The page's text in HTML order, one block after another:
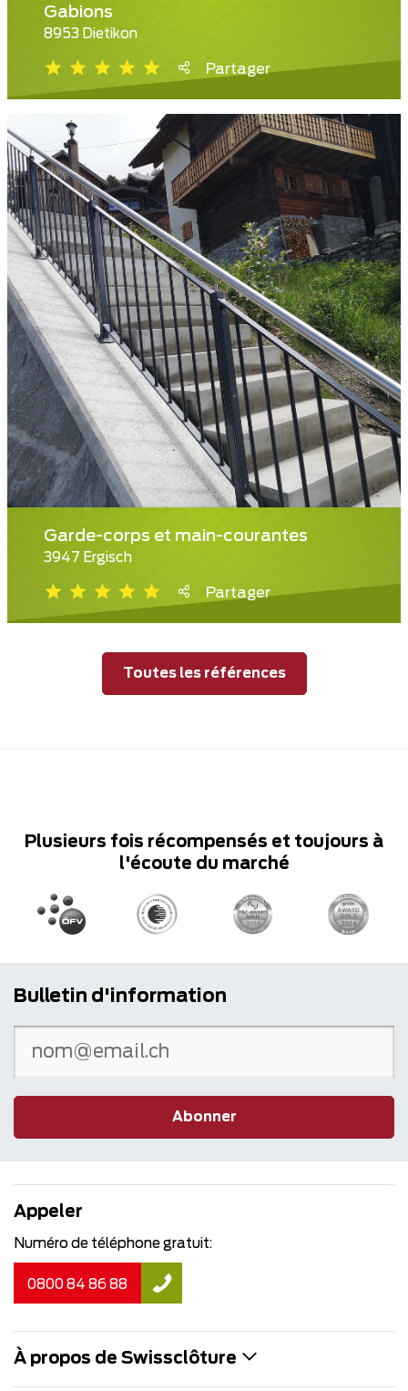
Gabions
8953 Dietikon
Partager
Garde-corps et main-courantes
3947 Ergisch
Partager
Toutes les références
Plusieurs fois récompensés et toujours à
l'écoute du marché
Bulletin d'information
Abonner
Appeler
Numéro de téléphone gratuit:
0800 84 86 88
À propos de Swissclôture